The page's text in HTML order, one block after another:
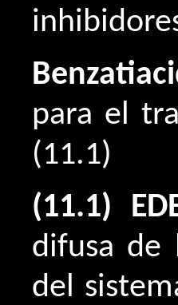
para el
(11.1)
(11.1)
difusa de
del